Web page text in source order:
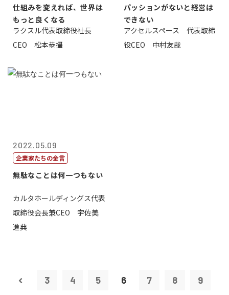
仕組みを変えれば、世界は
もっと良くなる
ラクスル代表取締役社長
CEO 松本恭攝
パッションがないと経営は
できない
アクセルスペース 代表取締
役CEO 中村友哉
2022.05.09
企業家たちの金言
無駄なことは何一つもない
カルタホールディングス代表
取締役会長兼CEO 宇佐美
進典
3 4 5 6 7 8 9